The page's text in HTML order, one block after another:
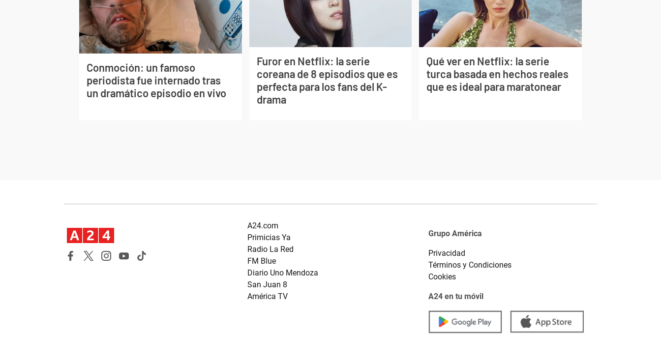
Conmoción: un famoso
periodista fue internado tras
un dramático episodio en vivo
Furor en Netflix: la serie
coreana de 8 episodios que es
perfecta para los fans del K-
drama
Qué ver en Netflix: la serie
turca basada en hechos reales
que es ideal para maratonear
A24.com
Primicias Ya
Radio La Red
FM Blue
Diario Uno Mendoza
San Juan 8
América TV
Grupo América
Privacidad
Términos y Condiciones
Cookies
A24 en tu móvil